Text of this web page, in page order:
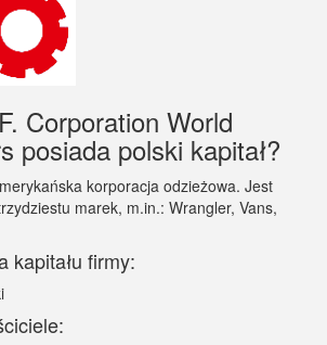
Corporation World
posiada polski kapitał?
korporacja odzieżowa. Jest
marek, m.in.: Wrangler, Vans,
kapitału firmy: